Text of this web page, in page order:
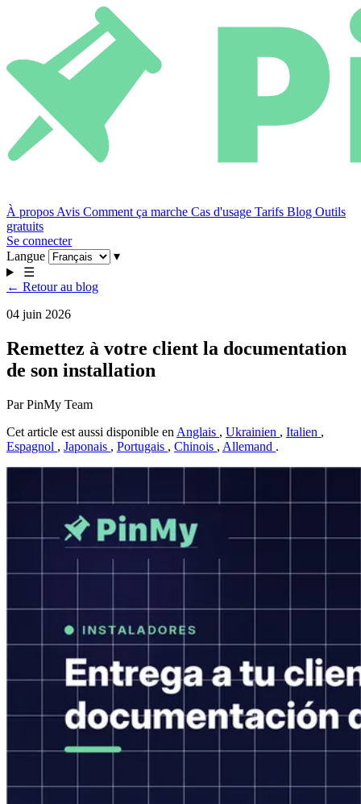
À propos Avis Comment ça marche Cas d'usage Tarifs Blog Outils
gratuits
Se connecter
Langue
▾
☰
← Retour au blog
04 juin 2026
Remettez à votre client la documentation
de son installation
Par PinMy Team
Cet article est aussi disponible en Anglais , Ukrainien , Italien ,
Espagnol , Japonais , Portugais , Chinois , Allemand .